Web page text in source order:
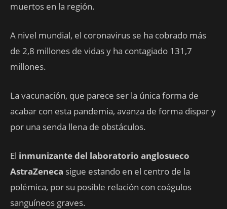
muertos en la región.
A nivel mundial, el coronavirus se ha cobrado más
de 2,8 millones de vidas y ha contagiado 131,7
millones.
La vacunación, que parece ser la única forma de
acabar con esta pandemia, avanza de forma dispar y
por una senda llena de obstáculos.
El inmunizante del laboratorio anglosueco
AstraZeneca sigue estando en el centro de la
polémica, por su posible relación con coágulos
sanguíneos graves.